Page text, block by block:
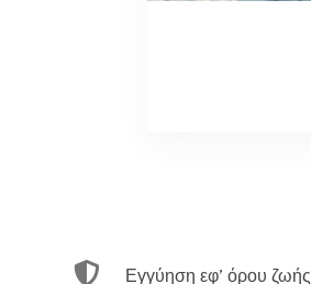
 Εγγύηση εφ’ όρου ζωής